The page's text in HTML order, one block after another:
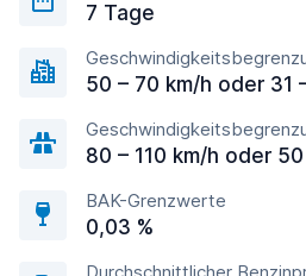
7 Tage
50 – 70 km/h oder 31
80 – 110 km/h oder
BAK-Grenzwerte
0,03 %